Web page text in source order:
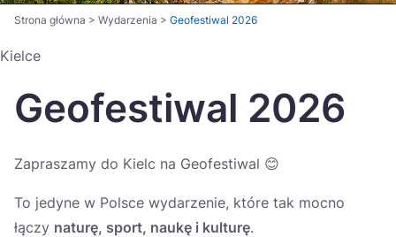
Português Norsk
Suomi
Strona główna > Wydarzenia > Geofestiwal 2026
Kielce
Geofestiwal 2026
Zapraszamy do Kielc na Geofestiwal 😊
To jedyne w Polsce wydarzenie, które tak mocno
łączy naturę, sport, naukę i kulturę.